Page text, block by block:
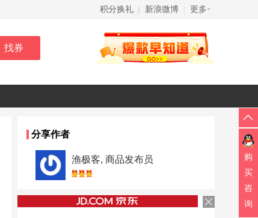
积分换礼 | 新浪微博 更多
分享作者
渔极客, 商品发布员
购
买
咨
询